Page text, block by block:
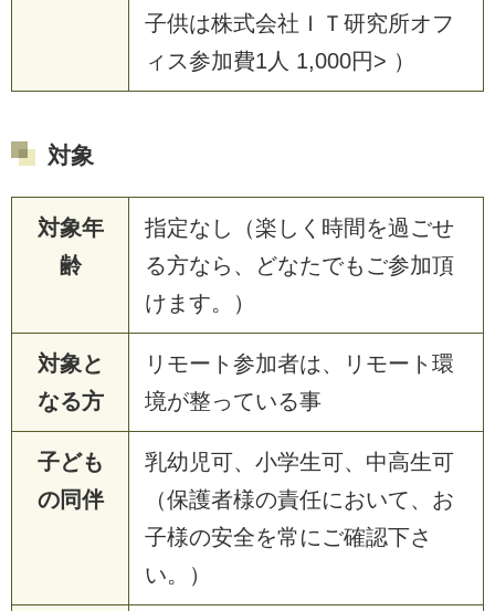
子供は株式会社ＩＴ研究所オフ
ィス参加費1人 1,000円> ）
対象
対象年
齢
指定なし（楽しく時間を過ごせ
る方なら、どなたでもご参加頂
けます。）
対象と
なる方
リモート参加者は、リモート環
境が整っている事
子ども
の同伴
乳幼児可、小学生可、中高生可
（保護者様の責任において、お
子様の安全を常にご確認下さ
い。）